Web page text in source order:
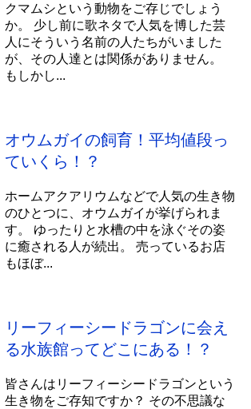
クマムシという動物をご存じでしょう
か。 少し前に歌ネタで人気を博した芸
人にそういう名前の人たちがいました
が、その人達とは関係がありません。
もしかし...
オウムガイの飼育！平均値段っ
ていくら！？
ホームアクアリウムなどで人気の生き物
のひとつに、オウムガイが挙げられま
す。 ゆったりと水槽の中を泳ぐその姿
に癒される人が続出。 売っているお店
もほぼ...
リーフィーシードラゴンに会え
る水族館ってどこにある！？
皆さんはリーフィーシードラゴンという
生き物をご存知ですか？ その不思議な